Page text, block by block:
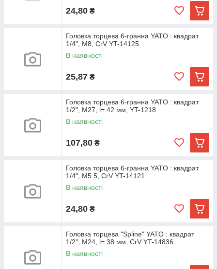
24,80 ₴
Головка торцева 6-гранна YATO : квадрат
1/4", М8, CrV YT-14125
В наявності
25,87 ₴
Головка торцева 6-гранна YATO : квадрат
1/2", M27, l= 42 мм, YT-1218
В наявності
107,80 ₴
Головка торцева 6-гранна YATO : квадрат
1/4", М5.5, CrV YT-14121
В наявності
24,80 ₴
Головка торцева "Spline" YATO : квадрат
1/2", M24, l= 38 мм, CrV YT-14836
В наявності